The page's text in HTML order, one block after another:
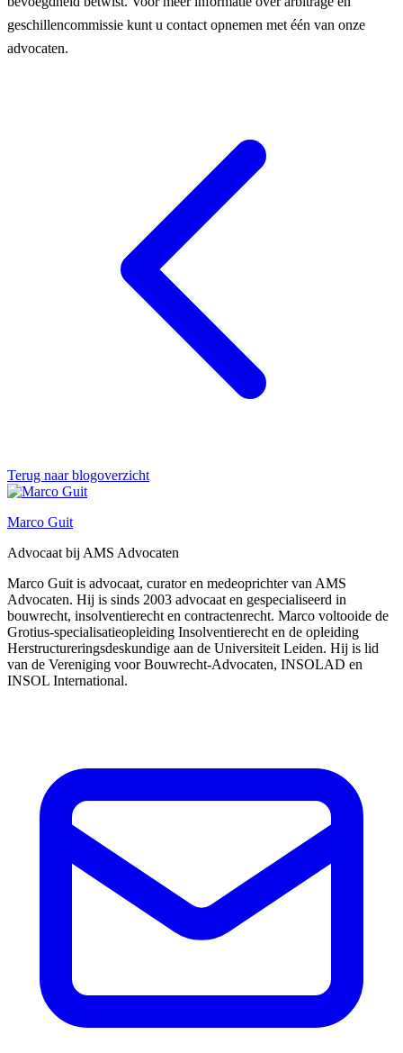
geschillencommissie kunt u contact opnemen met één van onze
advocaten.
Terug naar blogoverzicht
Marco Guit
Advocaat bij AMS Advocaten
Marco Guit is advocaat, curator en medeoprichter van AMS
Advocaten. Hij is sinds 2003 advocaat en gespecialiseerd in
bouwrecht, insolventierecht en contractenrecht. Marco voltooide de
Grotius-specialisatieopleiding Insolventierecht en de opleiding
Herstructureringsdeskundige aan de Universiteit Leiden. Hij is lid
van de Vereniging voor Bouwrecht-Advocaten, INSOLAD en
INSOL International.